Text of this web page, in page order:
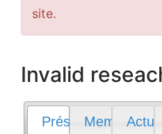
site.
Invalid
PrésentationMembres